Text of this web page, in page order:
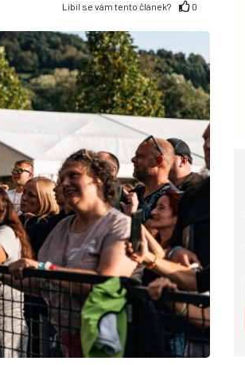
Líbil se vám tento článek? 0